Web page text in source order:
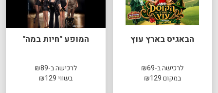
הבאגיס בארץ עוץ
לרכישה ב-₪69
במקום ₪129
המופע "חיות במה"
לרכישה ב-₪89
בשווי ₪129